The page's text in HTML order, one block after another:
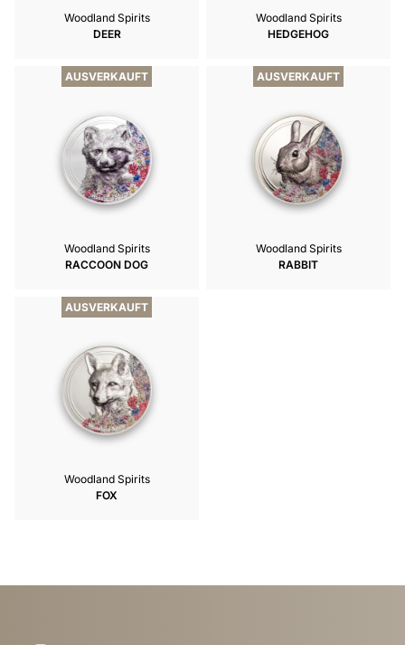
Woodland Spirits
DEER
Woodland Spirits
HEDGEHOG
AUSVERKAUFT
Woodland Spirits
RACCOON DOG
AUSVERKAUFT
Woodland Spirits
RABBIT
AUSVERKAUFT
Woodland Spirits
FOX